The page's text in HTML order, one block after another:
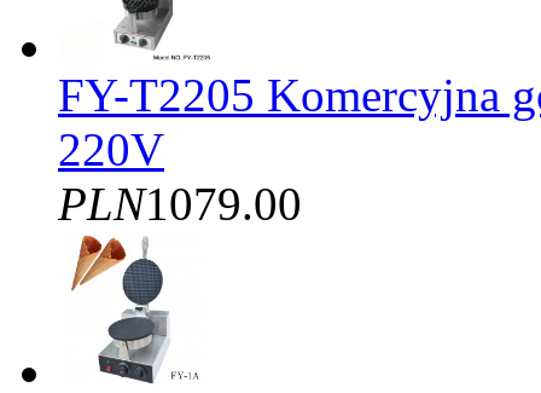
FY-T2205 Komercyjna
220V
PLN1079.00